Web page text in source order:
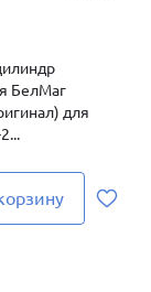
БелМаг
для